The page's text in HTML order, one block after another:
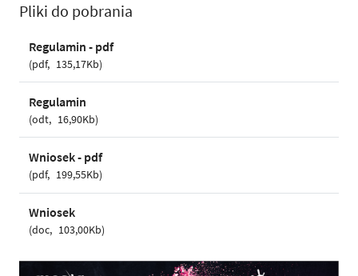
Pliki do pobrania
Regulamin - pdf
pdf 135,17Kb
Regulamin
odt 16,90Kb
Wniosek - pdf
pdf 199,55Kb
Wniosek
doc 103,00Kb